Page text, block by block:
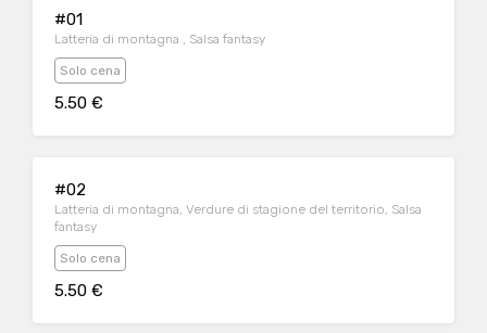
#01
Latteria di montagna , Salsa fantasy
Solo cena
5.50 €
#02
Latteria di montagna, Verdure di stagione del territorio, Salsa
fantasy
Solo cena
5.50 €